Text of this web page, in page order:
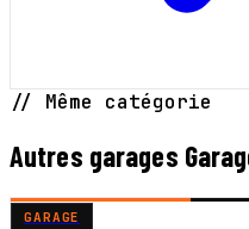
// Même catégorie
Autres garages
GARAGE